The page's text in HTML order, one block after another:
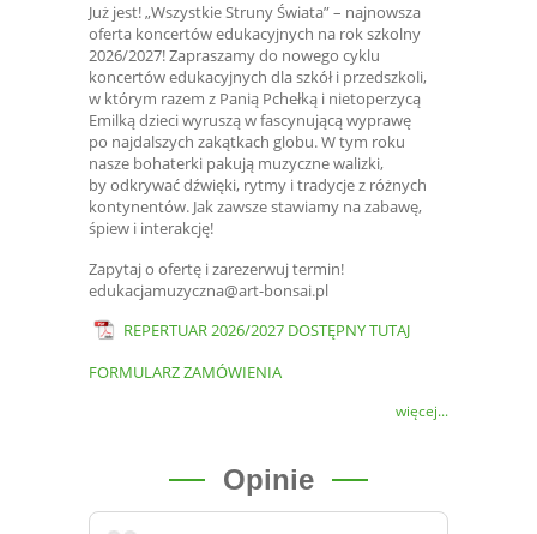
Już jest! „Wszystkie Struny Świata” – najnowsza
oferta koncertów edukacyjnych na rok szkolny
2026/2027! Zapraszamy do nowego cyklu
koncertów edukacyjnych dla szkół i przedszkoli,
w którym razem z Panią Pchełką i nietoperzycą
Emilką dzieci wyruszą w fascynującą wyprawę
po najdalszych zakątkach globu. W tym roku
nasze bohaterki pakują muzyczne walizki,
by odkrywać dźwięki, rytmy i tradycje z różnych
kontynentów. Jak zawsze stawiamy na zabawę,
śpiew i interakcję!
Zapytaj o ofertę i zarezerwuj termin!
edukacjamuzyczna@art-bonsai.pl
REPERTUAR 2026/2027 DOSTĘPNY TUTAJ
FORMULARZ ZAMÓWIENIA
więcej...
Opinie